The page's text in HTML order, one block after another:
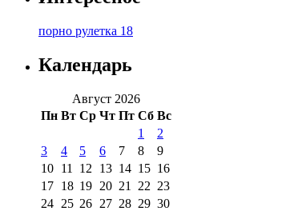
порно рулетка 18
Календарь
Август 2026
Пн Вт Ср Чт Пт Сб Вс
1
2
3
4 5 6 7 8
9
10 11 12 13 14 15 16
17 18 19 20 21 22 23
24 25 26 27 28 29 30